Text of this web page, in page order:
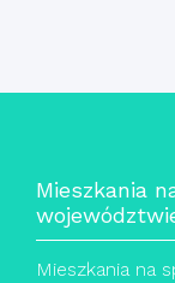
Mieszkania
Mieszkania na